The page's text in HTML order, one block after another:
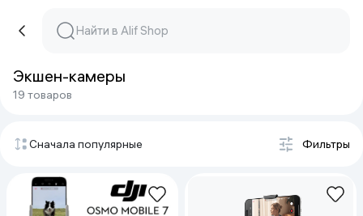
Экшен-камеры
19 товаров
Сначала популярные Фильтры